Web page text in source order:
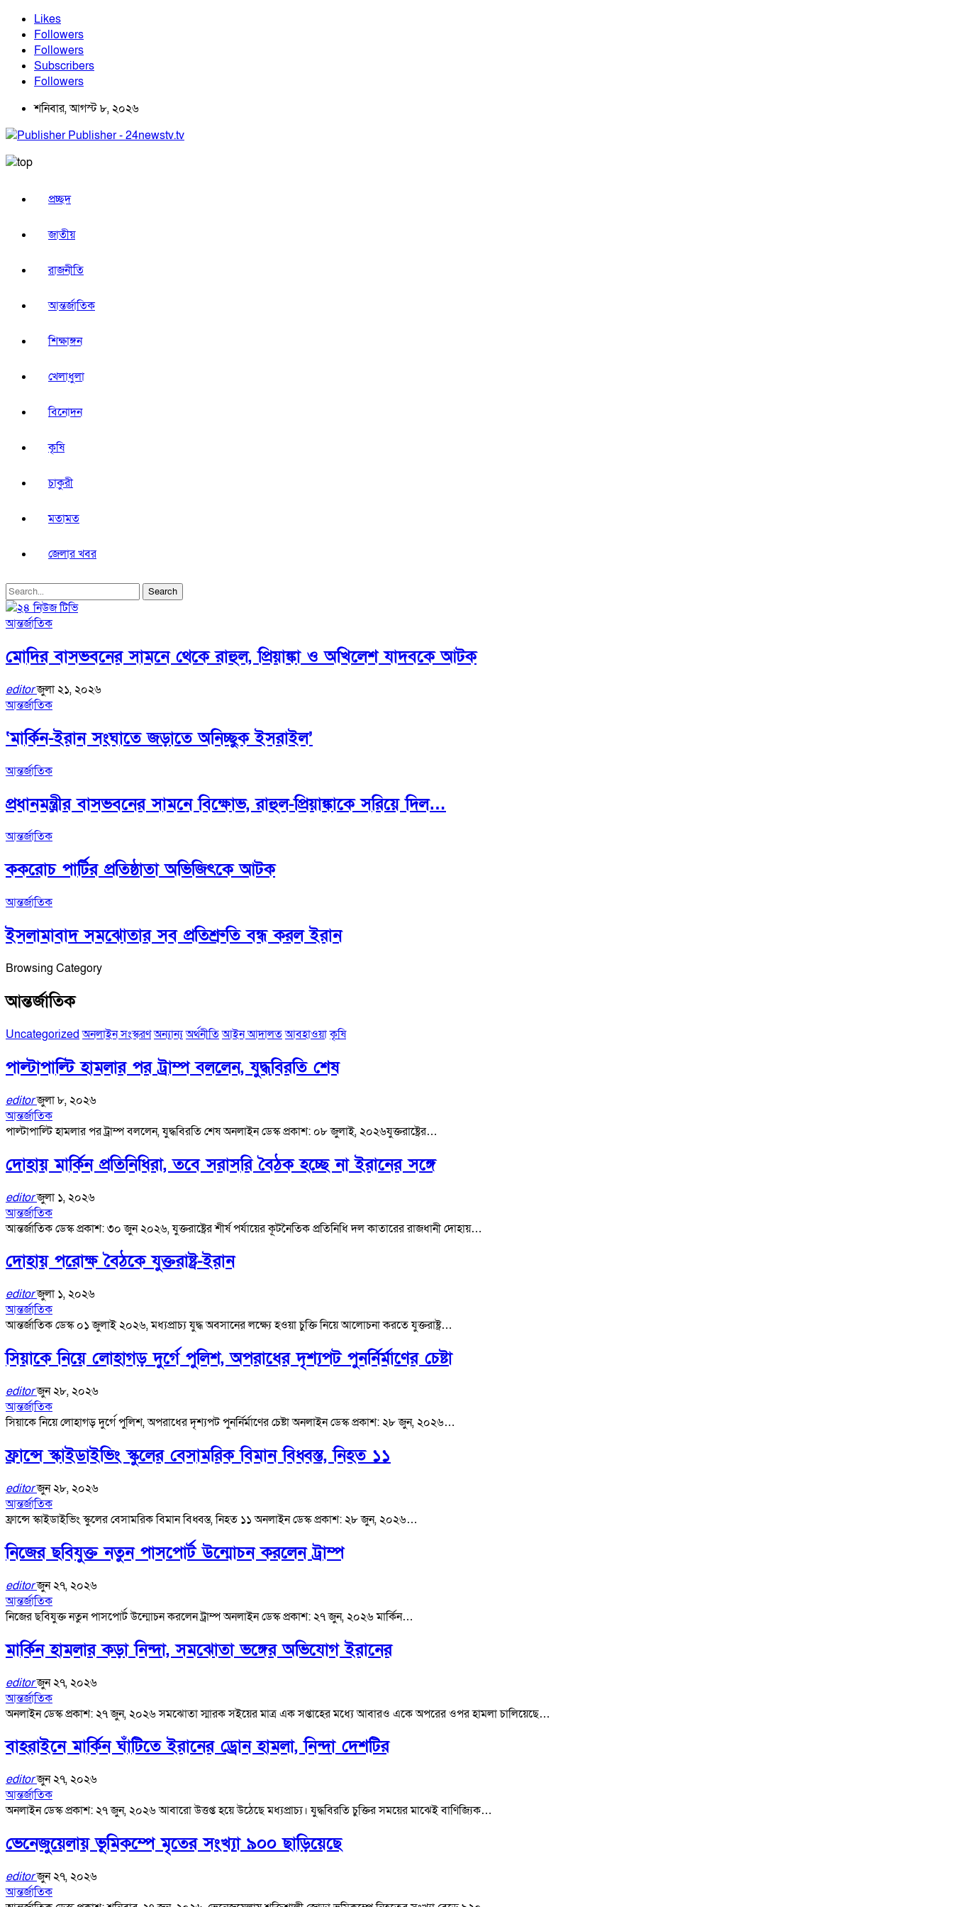
Likes
Followers
Followers
Subscribers
Followers
শনিবার, আগস্ট ৮, ২০২৬
Publisher - 24newstv.tv
প্রচ্ছদ
জাতীয়
রাজনীতি
আন্তর্জাতিক
শিক্ষাঙ্গন
খেলাধুলা
বিনোদন
কৃষি
চাকুরী
মতামত
জেলার খবর
আন্তর্জাতিক
মোদির বাসভবনের সামনে থেকে রাহুল, প্রিয়াঙ্কা ও অখিলেশ যাদবকে আটক
editorজুলা ২১, ২০২৬
আন্তর্জাতিক
‘মার্কিন-ইরান সংঘাতে জড়াতে অনিচ্ছুক ইসরাইল’
আন্তর্জাতিক
প্রধানমন্ত্রীর বাসভবনের সামনে বিক্ষোভ, রাহুল-প্রিয়াঙ্কাকে সরিয়ে দিল…
আন্তর্জাতিক
ককরোচ পার্টির প্রতিষ্ঠাতা অভিজিৎকে আটক
আন্তর্জাতিক
ইসলামাবাদ সমঝোতার সব প্রতিশ্রুতি বন্ধ করল ইরান
Browsing Category
আন্তর্জাতিক
Uncategorized অনলাইন সংস্করণঅন্যান্যঅর্থনীতিআইন আদালতআবহাওয়াকৃষি
পাল্টাপাল্টি হামলার পর ট্রাম্প বললেন, যুদ্ধবিরতি শেষ
editorজুলা ৮, ২০২৬
আন্তর্জাতিক
পাল্টাপাল্টি হামলার পর ট্রাম্প বললেন, যুদ্ধবিরতি শেষ অনলাইন ডেস্ক প্রকাশ: ০৮ জুলাই, ২০২৬যুক্তরাষ্ট্রের…
দোহায় মার্কিন প্রতিনিধিরা, তবে সরাসরি বৈঠক হচ্ছে না ইরানের সঙ্গে
editorজুলা ১, ২০২৬
আন্তর্জাতিক
আন্তর্জাতিক ডেস্ক প্রকাশ: ৩০ জুন ২০২৬, যুক্তরাষ্ট্রের শীর্ষ পর্যায়ের কূটনৈতিক প্রতিনিধি দল কাতারের রাজধানী দোহায়…
দোহায় পরোক্ষ বৈঠকে যুক্তরাষ্ট্র-ইরান
editorজুলা ১, ২০২৬
আন্তর্জাতিক
আন্তর্জাতিক ডেস্ক ০১ জুলাই ২০২৬, মধ্যপ্রাচ্য যুদ্ধ অবসানের লক্ষ্যে হওয়া চুক্তি নিয়ে আলোচনা করতে যুক্তরাষ্ট্র…
সিয়াকে নিয়ে লোহাগড় দুর্গে পুলিশ, অপরাধের দৃশ্যপট পুনর্নির্মাণের চেষ্টা
editorজুন ২৮, ২০২৬
আন্তর্জাতিক
সিয়াকে নিয়ে লোহাগড় দুর্গে পুলিশ, অপরাধের দৃশ্যপট পুনর্নির্মাণের চেষ্টা অনলাইন ডেস্ক প্রকাশ: ২৮ জুন, ২০২৬…
ফ্রান্সে স্কাইডাইভিং স্কুলের বেসামরিক বিমান বিধ্বস্ত, নিহত ১১
editorজুন ২৮, ২০২৬
আন্তর্জাতিক
ফ্রান্সে স্কাইডাইভিং স্কুলের বেসামরিক বিমান বিধ্বস্ত, নিহত ১১ অনলাইন ডেস্ক প্রকাশ: ২৮ জুন, ২০২৬…
নিজের ছবিযুক্ত নতুন পাসপোর্ট উন্মোচন করলেন ট্রাম্প
editorজুন ২৭, ২০২৬
আন্তর্জাতিক
নিজের ছবিযুক্ত নতুন পাসপোর্ট উন্মোচন করলেন ট্রাম্প অনলাইন ডেস্ক প্রকাশ: ২৭ জুন, ২০২৬ মার্কিন…
মার্কিন হামলার কড়া নিন্দা, সমঝোতা ভঙ্গের অভিযোগ ইরানের
editorজুন ২৭, ২০২৬
আন্তর্জাতিক
অনলাইন ডেস্ক প্রকাশ: ২৭ জুন, ২০২৬ সমঝোতা স্মারক সইয়ের মাত্র এক সপ্তাহের মধ্যে আবারও একে অপরের ওপর হামলা চালিয়েছে…
বাহরাইনে মার্কিন ঘাঁটিতে ইরানের ড্রোন হামলা, নিন্দা দেশটির
editorজুন ২৭, ২০২৬
আন্তর্জাতিক
অনলাইন ডেস্ক প্রকাশ: ২৭ জুন, ২০২৬ আবারো উত্তপ্ত হয়ে উঠেছে মধ্যপ্রাচ্য। যুদ্ধবিরতি চুক্তির সময়ের মাঝেই বাণিজ্যিক…
ভেনেজুয়েলায় ভূমিকম্পে মৃতের সংখ্যা ৯০০ ছাড়িয়েছে
editorজুন ২৭, ২০২৬
আন্তর্জাতিক